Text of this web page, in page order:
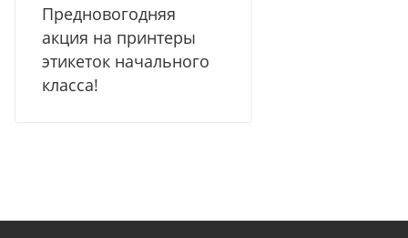
Предновогодняя
акция на принтеры
этикеток начального
класса!